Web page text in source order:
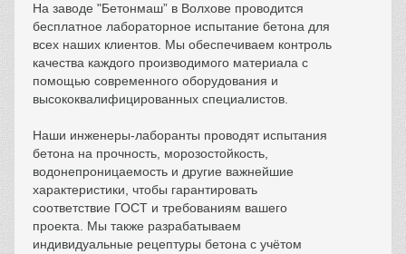
На заводе "Бетонмаш” в Волхове проводится
бесплатное лабораторное испытание бетона для
всех наших клиентов. Мы обеспечиваем контроль
качества каждого производимого материала с
помощью современного оборудования и
высококвалифицированных специалистов.
Наши инженеры-лаборанты проводят испытания
бетона на прочность, морозостойкость,
водонепроницаемость и другие важнейшие
характеристики, чтобы гарантировать
соответствие ГОСТ и требованиям вашего
проекта. Мы также разрабатываем
индивидуальные рецептуры бетона с учётом